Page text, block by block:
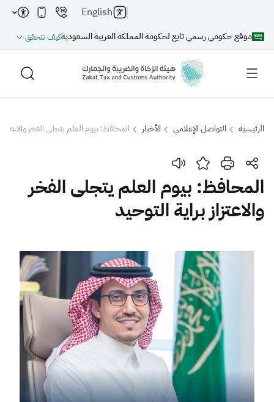
موقع حكومي رسمي تابع لحكومة المملكة العربية السعوديةكيف تتحقق
English
بحث
بحث بحث AI
اقتراحات
الجمارك
ضريبة القيمة المضافة
الإقرار الضريبي
التصرفات العقارية
الرئيسية التواصل الإعلامي الأخبار المحافظ: بيوم العلم يتجلى الفخر والاعتزاز
المحافظ: بيوم العلم يتجلى الفخر
والاعتزاز براية التوحيد